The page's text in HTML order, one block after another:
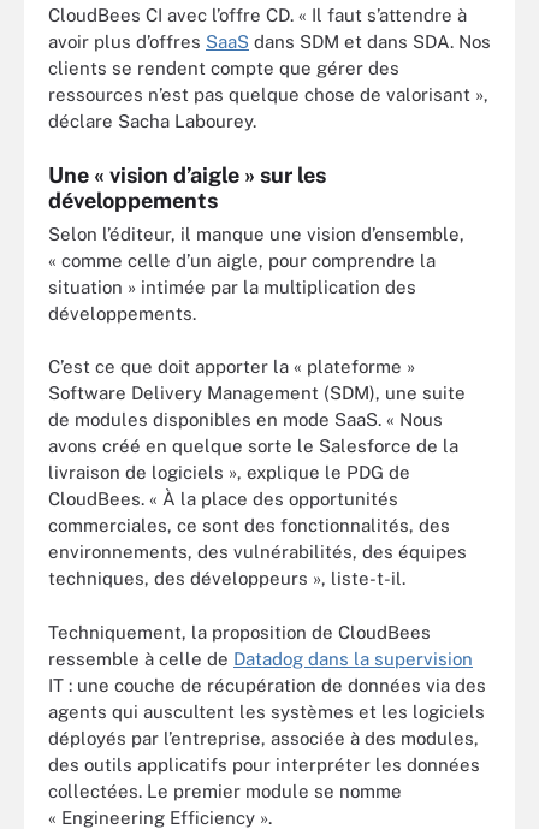
CloudBees CI avec l’offre CD. « Il faut s’attendre à
avoir plus d’offres SaaS dans SDM et dans SDA. Nos
clients se rendent compte que gérer des
ressources n’est pas quelque chose de valorisant »,
déclare Sacha Labourey.
Une « vision d’aigle » sur les
développements
Selon l’éditeur, il manque une vision d’ensemble,
« comme celle d’un aigle, pour comprendre la
situation » intimée par la multiplication des
développements.
C’est ce que doit apporter la « plateforme »
Software Delivery Management (SDM), une suite
de modules disponibles en mode SaaS. « Nous
avons créé en quelque sorte le Salesforce de la
livraison de logiciels », explique le PDG de
CloudBees. « À la place des opportunités
commerciales, ce sont des fonctionnalités, des
environnements, des vulnérabilités, des équipes
techniques, des développeurs », liste-t-il.
Techniquement, la proposition de CloudBees
ressemble à celle de Datadog dans la supervision
IT : une couche de récupération de données via des
agents qui auscultent les systèmes et les logiciels
déployés par l’entreprise, associée à des modules,
des outils applicatifs pour interpréter les données
collectées. Le premier module se nomme
« Engineering Efficiency ».